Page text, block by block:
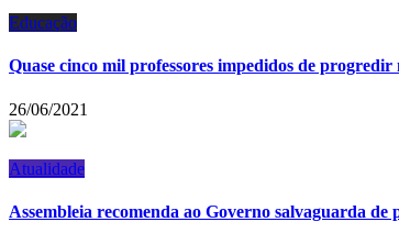
Educação
Quase cinco mil professores impedidos de
26/06/2021
Atualidade
Assembleia recomenda ao Governo salvaguarda